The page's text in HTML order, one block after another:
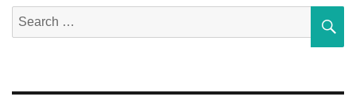
Search
for: